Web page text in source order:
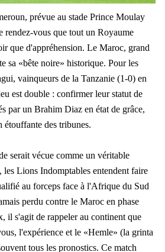
prévue au stade Prince Moulay
rendez-vous que tout un Royaume
que d'appréhension. Le Maroc, grand
sa «bête noire» historique. Pour les
vainqueurs de la Tanzanie (1-0) en
est double : confirmer leur statut de
par un Brahim Diaz en état de grâce,
étouffante des tribunes.
serait vécue comme un véritable
les Lions Indomptables entendent faire
au forceps face à l'Afrique du Sud
perdu contre le Maroc en phase
il s'agit de rappeler au continent que
l'expérience et le «Hemle» (la grinta
tous les pronostics. Ce match